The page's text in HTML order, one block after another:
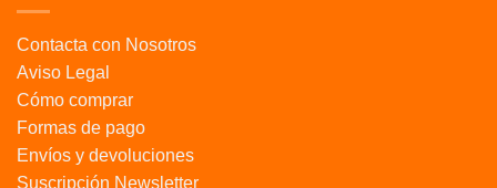
Contacta con Nosotros
Aviso Legal
Cómo comprar
Formas de pago
Envíos y devoluciones
Suscripción Newsletter